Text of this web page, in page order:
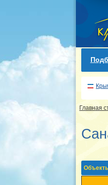
Главная